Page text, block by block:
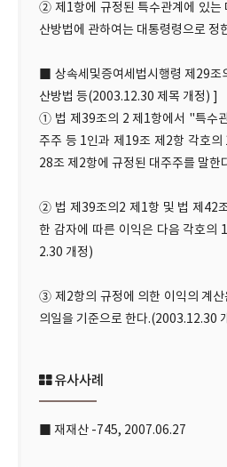
② 제1항에 규정된 특수관계에 있는
산방법에 관하여는 대통령령으로
■ 상속세및증여세법시행령 제29조
산방법 등(2003.12.30 제목 개정) ]
① 법 제39조의 2 제1항에서 "특수
주주 등 1인과 제19조 제2항 각호의
28조 제2항에 규정된 대주주를 말
② 법 제39조의2 제1항 및 법 제42
한 감자에 따른 이익은 다음 각호의
2.30 개정)
③ 제2항의 규정에 의한 이익의 계산
의일을 기준으로 한다.(2003.12.30
유사사례
■ 재재산 -745, 2007.06.27